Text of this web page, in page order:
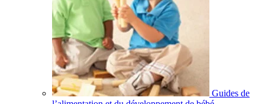
Guides de